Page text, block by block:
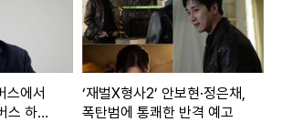
스에서
스 하우
‘재벌X형사2’ 안보현·정은채,
폭탄범에 통쾌한 반격 예고